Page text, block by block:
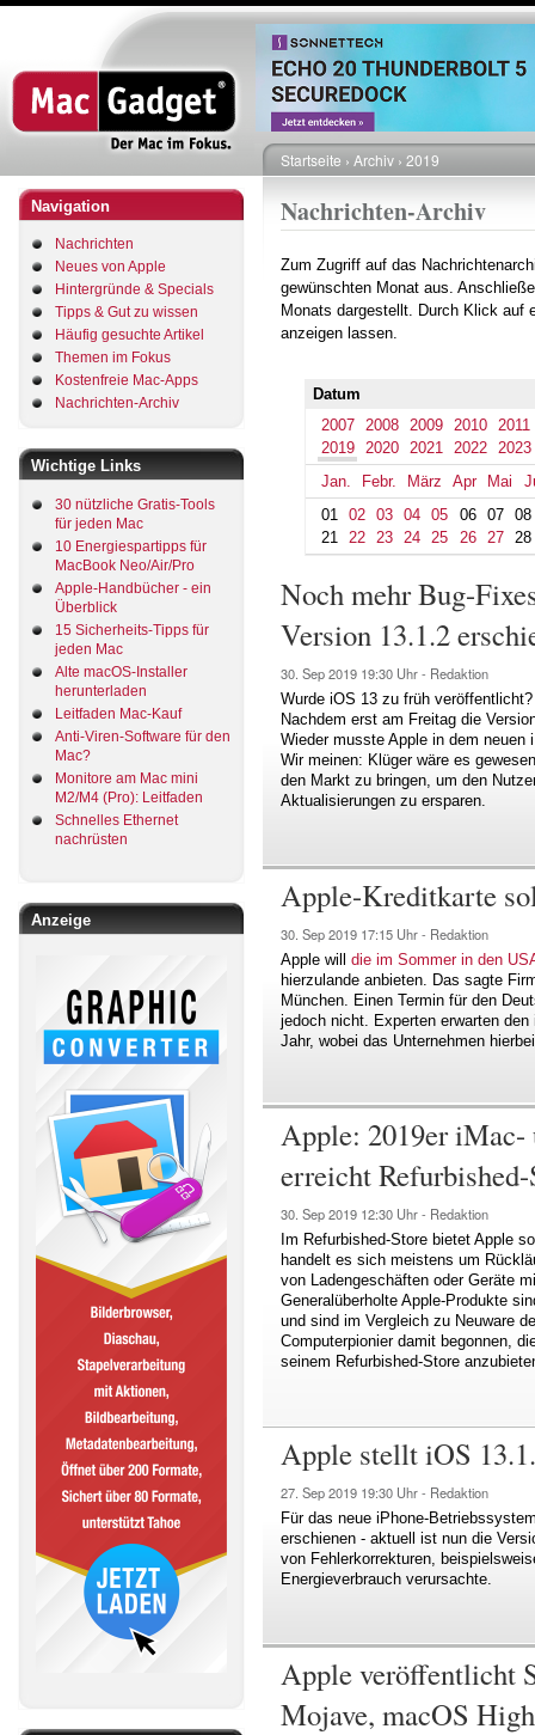
Direkt
zum
Inhalt
Navigation
Nachrichten
Neues von Apple
Hintergründe & Specials
Tipps & Gut zu wissen
Häufig gesuchte Artikel
Themen im Fokus
Kostenfreie Mac-Apps
Nachrichten-Archiv
Wichtige Links
30 nützliche Gratis-Tools
für jeden Mac
10 Energiespartipps für
MacBook Neo/Air/Pro
Apple-Handbücher - ein
Überblick
15 Sicherheits-Tipps für
jeden Mac
Alte macOS-Installer
herunterladen
Leitfaden Mac-Kauf
Anti-Viren-Software für den
Mac?
Monitore am Mac mini
M2/M4 (Pro): Leitfaden
Schnelles Ethernet
nachrüsten
Anzeige
Pfadnavigation
Startseite Archiv 2019
Nachrichten-Archiv
Zum Zugriff auf das
gewünschten Monat aus.
Monats dargestellt. Durch Klick auf
anzeigen lassen.
Datum
2007
2008 2009 2010
2011
2019
2020 2021 2022
2023
Jan.
Febr. März Apr Mai
01
02 03 04 05 06 07
08
21
22 23 24 25 26 27 28
Noch mehr Bug-
Version 13.1.2
30. Sep 2019 19:30 Uhr - Redaktion
Wurde iOS 13 zu früh
Nachdem erst am Freitag die
Wieder musste Apple in dem neuen
Wir meinen: Klüger wäre es
den Markt zu bringen, um den
Aktualisierungen zu ersparen.
Apple-Kreditkarte
30. Sep 2019 17:15 Uhr - Redaktion
Apple will die im Sommer in den
hierzulande anbieten. Das sagte
München. Einen Termin für den
jedoch nicht. Experten erwarten
Jahr, wobei das Unternehmen
Apple: 2019er iMac-
erreicht
30. Sep 2019 12:30 Uhr - Redaktion
Im Refurbished-Store bietet Apple
handelt es sich meistens um
von Ladengeschäften oder Geräte
Generalüberholte Apple-Produkte
und sind im Vergleich zu Neuware
Computerpionier damit begonnen,
seinem Refurbished-Store
Apple stellt iOS
27. Sep 2019 19:30 Uhr - Redaktion
Für das neue iPhone-
erschienen - aktuell ist nun die
von Fehlerkorrekturen,
Energieverbrauch verursachte.
Apple veröffentlicht
Mojave, macOS